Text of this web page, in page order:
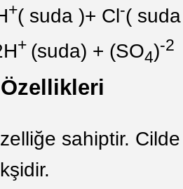
+( suda )+ Cl -(
+ (suda) + (SO4)-2
sahiptir.